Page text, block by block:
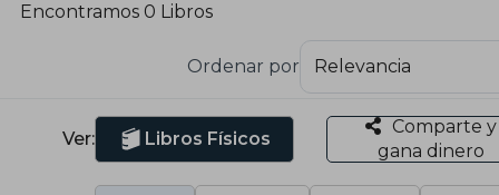
Encontramos 0 Libros
Ordenar por
Ver: Libros Físicos
Comparte y
gana dinero